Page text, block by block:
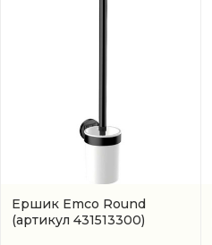
Ершик Emco Round
(артикул 431513300)